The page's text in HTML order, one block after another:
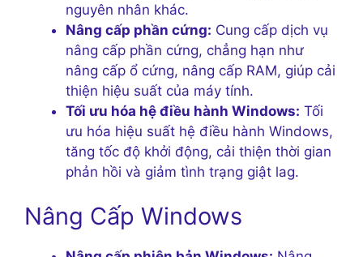
nguyên nhân khác.
Nâng cấp phần cứng: Cung cấp dịch vụ
nâng cấp phần cứng, chẳng hạn như
nâng cấp ổ cứng, nâng cấp RAM, giúp cải
thiện hiệu suất của máy tính.
Tối ưu hóa hệ điều hành Windows: Tối
ưu hóa hiệu suất hệ điều hành Windows,
tăng tốc độ khởi động, cải thiện thời gian
phản hồi và giảm tình trạng giật lag.
Nâng Cấp Windows